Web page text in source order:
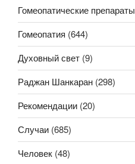
Гомеопатические препараты
Гомеопатия (644)
Духовный свет (9)
Раджан Шанкаран (298)
Рекомендации (20)
Случаи (685)
Человек (48)